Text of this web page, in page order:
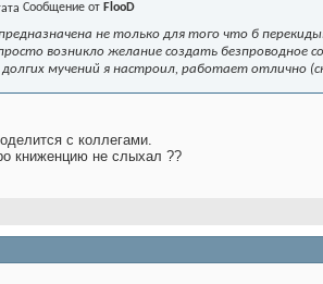
Сообщение от FlooD
не только для того что б
возникло желание создать безпроводное
долгих мучений я настроил, работает отлично
с коллегами.
книженцию не слыхал ??